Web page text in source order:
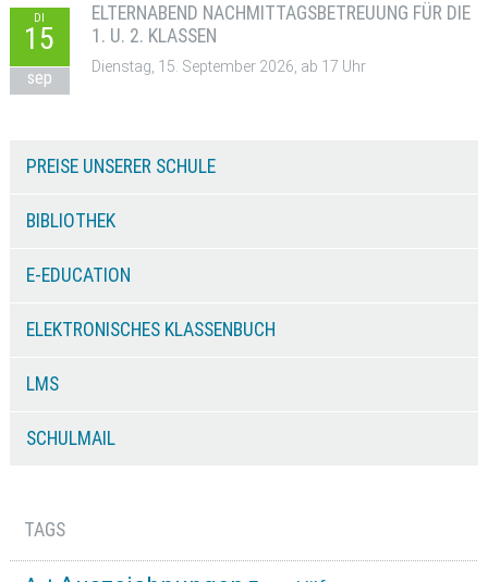
DI
15
sep
ELTERNABEND NACHMITTAGSBETREUUNG FÜR DIE
1. U. 2. KLASSEN
Dienstag, 15. September 2026, ab 17 Uhr
PREISE UNSERER SCHULE
BIBLIOTHEK
E-EDUCATION
ELEKTRONISCHES KLASSENBUCH
LMS
SCHULMAIL
TAGS